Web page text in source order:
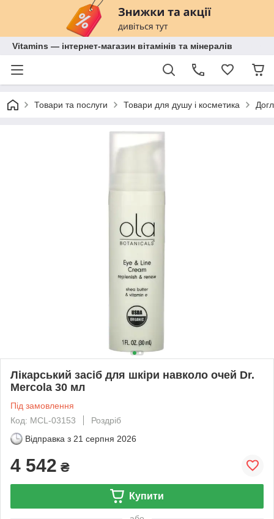
Vitamins — інтернет-магазин вітамінів та мінералів
Товари та послуги Товари для душу і косметика
Лікарський засіб для шкіри навколо очей Dr.
Mercola 30 мл
Під замовлення
Код: MCL-03153
Роздріб
Відправка з 21 серпня 2026
4 542 ₴
Купити